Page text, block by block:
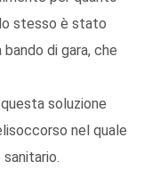
stesso è stato
di gara, che
soluzione
nel quale